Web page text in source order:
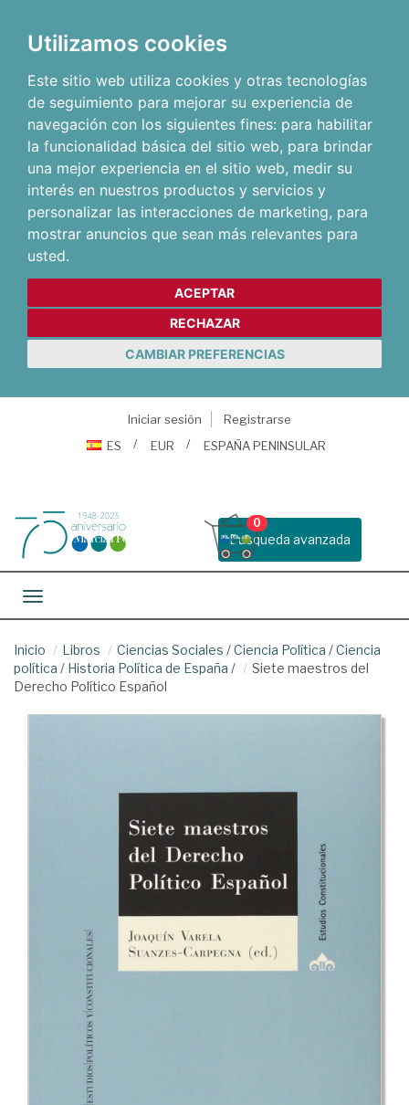
Utilizamos cookies
Este sitio web utiliza cookies y otras tecnologías
de seguimiento para mejorar su experiencia de
navegación con los siguientes fines: para habilitar
la funcionalidad básica del sitio web, para brindar
una mejor experiencia en el sitio web, medir su
interés en nuestros productos y servicios y
personalizar las interacciones de marketing, para
mostrar anuncios que sean más relevantes para
usted.
ACEPTAR
RECHAZAR
CAMBIAR PREFERENCIAS
Iniciar sesión
Registrarse
ES
EUR ESPAÑA PENINSULAR
Busqueda avanzada
0
Toggle navigation
Inicio Libros Ciencias Sociales /Ciencia Política /Ciencia
política / Historia Política de España /
Siete maestros del
Derecho Político Español